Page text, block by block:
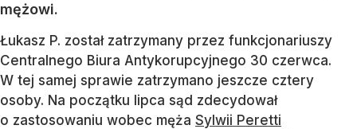
mężowi.
Łukasz P. został zatrzymany przez funkcjonariuszy
Centralnego Biura Antykorupcyjnego 30 czerwca.
W tej samej sprawie zatrzymano jeszcze cztery
osoby. Na początku lipca sąd zdecydował
o zastosowaniu wobec męża Sylwii Peretti